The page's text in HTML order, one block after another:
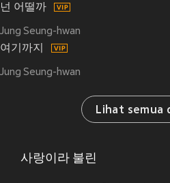
넌 어떨까
Jung Seung-hwan
여기까지
Jung Seung-hwan
Lihat semua
사랑이라 불린